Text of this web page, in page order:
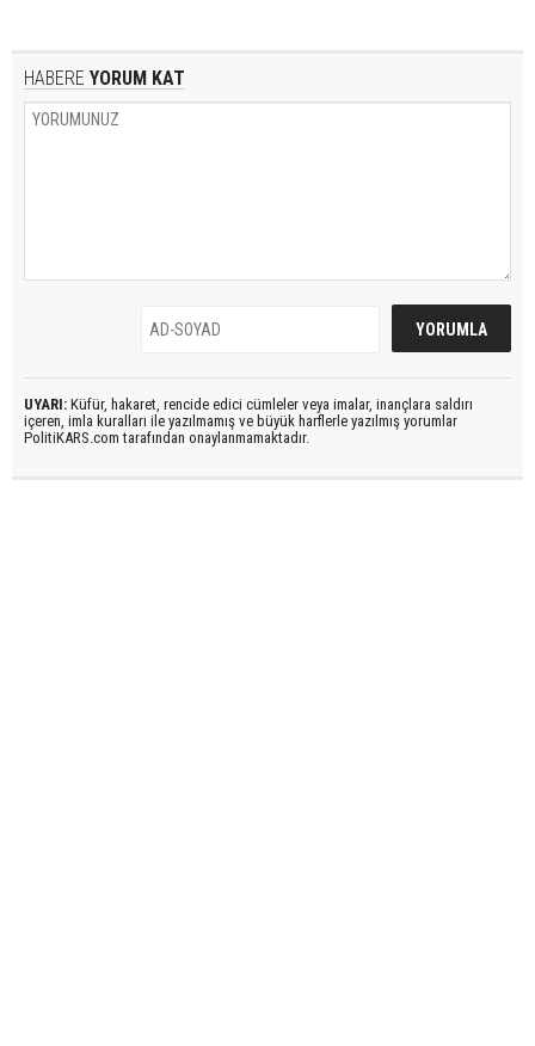
HABERE YORUM KAT
UYARI: Küfür, hakaret, rencide edici cümleler veya imalar, inançlara saldırı
içeren, imla kuralları ile yazılmamış ve büyük harflerle yazılmış yorumlar
PolitiKARS.com tarafından onaylanmamaktadır.